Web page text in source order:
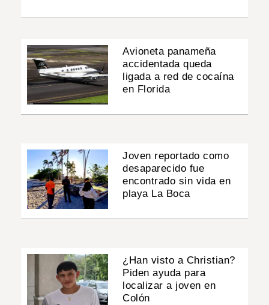
Avioneta panameña
accidentada queda
ligada a red de cocaína
en Florida
Joven reportado como
desaparecido fue
encontrado sin vida en
playa La Boca
¿Han visto a Christian?
Piden ayuda para
localizar a joven en
Colón